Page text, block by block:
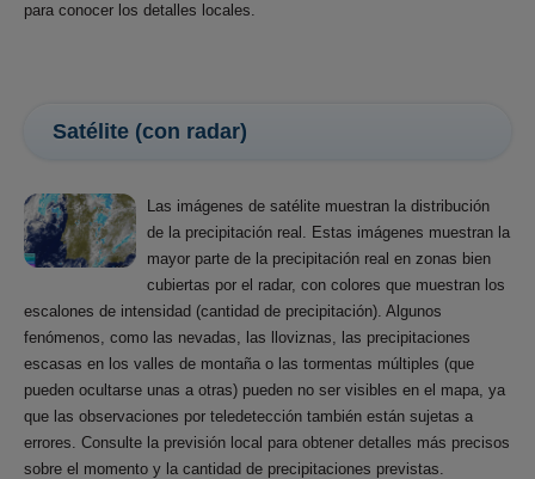
para conocer los detalles locales.
Satélite (con radar)
Las imágenes de satélite muestran la distribución
de la precipitación real. Estas imágenes muestran la
mayor parte de la precipitación real en zonas bien
cubiertas por el radar, con colores que muestran los
escalones de intensidad (cantidad de precipitación). Algunos
fenómenos, como las nevadas, las lloviznas, las precipitaciones
escasas en los valles de montaña o las tormentas múltiples (que
pueden ocultarse unas a otras) pueden no ser visibles en el mapa, ya
que las observaciones por teledetección también están sujetas a
errores. Consulte la previsión local para obtener detalles más precisos
sobre el momento y la cantidad de precipitaciones previstas.